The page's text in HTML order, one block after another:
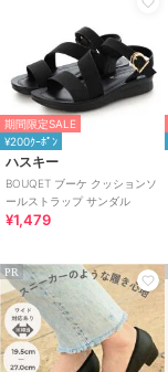
期間限定SALE
¥200ｸｰﾎﾟﾝ
ハスキー
BOUQET ブーケ クッションソ
ールストラップ サンダル
¥1,479
PR